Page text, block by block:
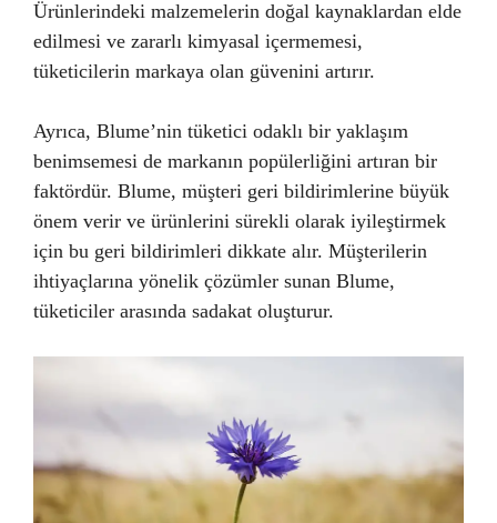
Ürünlerindeki malzemelerin doğal kaynaklardan elde
edilmesi ve zararlı kimyasal içermemesi,
tüketicilerin markaya olan güvenini artırır.
Ayrıca, Blume’nin tüketici odaklı bir yaklaşım
benimsemesi de markanın popülerliğini artıran bir
faktördür. Blume, müşteri geri bildirimlerine büyük
önem verir ve ürünlerini sürekli olarak iyileştirmek
için bu geri bildirimleri dikkate alır. Müşterilerin
ihtiyaçlarına yönelik çözümler sunan Blume,
tüketiciler arasında sadakat oluşturur.